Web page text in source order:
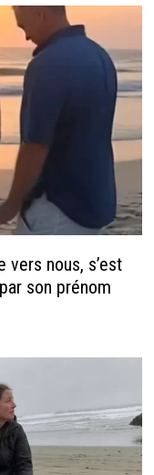
vers nous, s’est
son prénom